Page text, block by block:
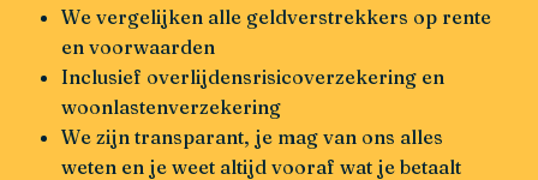
We vergelijken alle geldverstrekkers op rente
en voorwaarden
Inclusief overlijdensrisicoverzekering en
woonlastenverzekering
We zijn transparant, je mag van ons alles
weten en je weet altijd vooraf wat je betaalt